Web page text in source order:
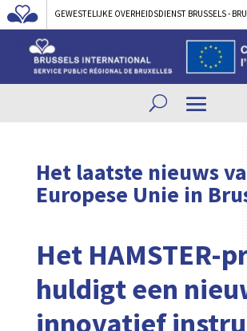
GEWESTELIJKE OVERHEIDSDIENST BRUSSELS -
Het laatste nieuws
Europese Unie in
Het HAMSTER-
huldigt een
innovatief